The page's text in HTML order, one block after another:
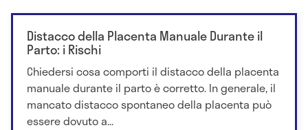
Distacco della Placenta Manuale Durante il
Parto: i Rischi
Chiedersi cosa comporti il distacco della placenta
manuale durante il parto è corretto. In generale, il
mancato distacco spontaneo della placenta può
essere dovuto a...